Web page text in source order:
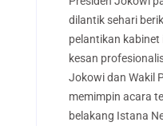
dilantik sehari
pelantikan kabinet
kesan
Jokowi dan Wakil
memimpin acara
belakang Istana